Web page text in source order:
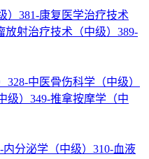
） 381-康复医学治疗技术
放射治疗技术（中级） 389-
328-中医骨伤科学（中级）
级） 349-推拿按摩学（中
内分泌学（中级） 310-血液